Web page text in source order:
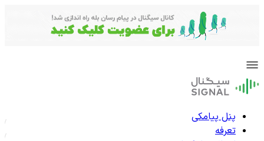
پنل پیامکی
تعرفه